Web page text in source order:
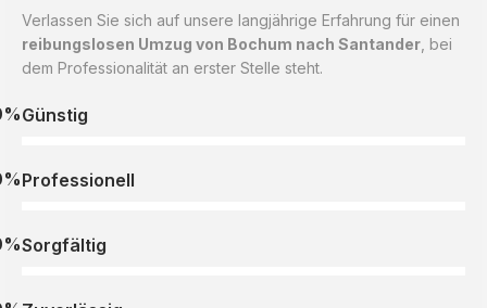
Verlassen Sie sich auf unsere langjährige Erfahrung für einen
reibungslosen Umzug von Bochum nach Santander , bei
dem Professionalität an erster Stelle steht.
Günstig
Professionell
Sorgfältig